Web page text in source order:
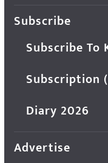
Subscribe
Subscribe To
Subscription
Diary 2026
Advertise